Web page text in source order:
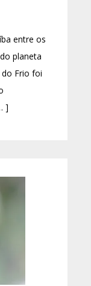
entre os
planeta
do Frio foi
]